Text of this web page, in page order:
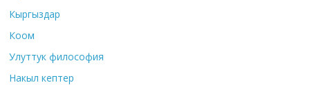
Кыргыздар
Коом
Улуттук философия
Накыл кептер